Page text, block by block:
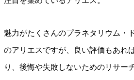
魅力がたくさんのプラネタリウム・
のアリエスですが、良い評価もあれ
り、後悔や失敗しないためのリサー